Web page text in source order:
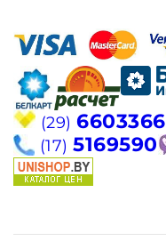
(29) 6603366
(17) 5169590